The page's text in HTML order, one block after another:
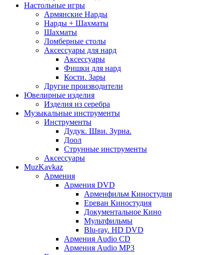
Настольные игры
Армянские Нарды
Нарды + Шахматы
Шахматы
Ломберные столы
Аксессуары для нард
Аксессуары
Фишки для нард
Кости. Зары
Другие производители
Ювелирные изделия
Изделия из серебра
Музыкальные инструменты
Инструменты
Дудук. Шви. Зурна.
Доол
Струнные инструменты
Аксессуары
MuzKavkaz
Армения
Армения DVD
Арменфильм Киностудия
Ереван Киностудия
Документальное Кино
Мультфильмы
Blu-ray. HD DVD
Армения Audio CD
Армения Audio MP3